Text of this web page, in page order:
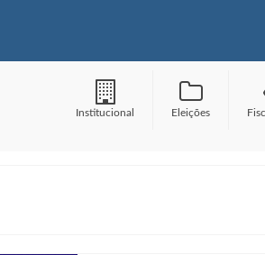
Institucional Eleições